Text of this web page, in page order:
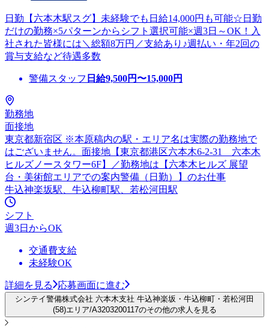
日勤【六本木駅スグ】未経験でも日給14,000円も可能☆日勤
だけの勤務×5パターンからシフト選択可能×週3日～OK！入
社された皆様には＼総額8万円／支給あり♪週払い・年2回の
賞与支給など待遇多数
警備スタッフ 日給9,500円〜15,000円
勤務地
面接地
東京都新宿区 ※本原稿内の駅・エリア名は実際の勤務地で
はございません。面接地【東京都港区六本木6-2-31 六本木
ヒルズノースタワー6F】／勤務地は【六本木ヒルズ 展望
台・美術館エリアでの案内警備（日勤）】のお仕事
牛込神楽坂駅、牛込柳町駅、若松河田駅
シフト
週3日からOK
交通費支給
未経験OK
詳細を見る 応募画面に進む
シンテイ警備株式会社 六本木支社 牛込神楽坂・牛込柳町・若松河田
(58)エリア/A3203200117のその他の求人を見る